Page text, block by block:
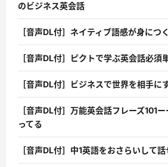
のビジネス英会話
［音声DL付］ネイティブ語感が身につ
［音声DL付］ピクトで学ぶ英会話必須
［音声DL付］ビジネスで世界を相手に
［音声DL付］万能英会話フレーズ101
ってる
［音声DL付］中1英語をおさらいして